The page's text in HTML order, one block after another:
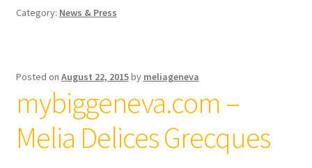
Category: News & Press
Posted on August 22, 2015by meliageneva
mybiggeneva.com –
Melia Delices Grecques